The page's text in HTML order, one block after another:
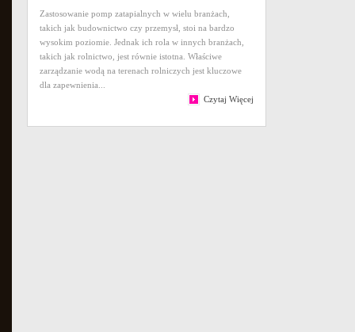
Zastosowanie pomp zatapialnych w wielu branżach,
takich jak budownictwo czy przemysł, stoi na bardzo
wysokim poziomie. Jednak ich rola w innych branżach,
takich jak rolnictwo, jest równie istotna. Właściwe
zarządzanie wodą na terenach rolniczych jest kluczowe
dla zapewnienia...
Czytaj Więcej